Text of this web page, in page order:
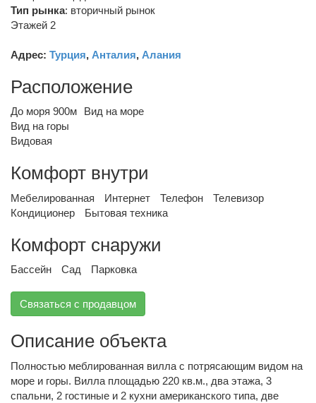
Тип рынка: вторичный рынок
Этажей 2
Адрес: Турция, Анталия, Алания
Расположение
До моря 900м
Вид на море
Вид на горы
Видовая
Комфорт внутри
Мебелированная Интернет Телефон
Телевизор
Кондиционер
Бытовая техника
Комфорт снаружи
Бассейн Сад Парковка
Связаться с продавцом
Описание объекта
Полностью меблированная вилла с потрясающим видом на
море и горы. Вилла площадью 220 кв.м., два этажа, 3
спальни, 2 гостиные и 2 кухни американского типа, две